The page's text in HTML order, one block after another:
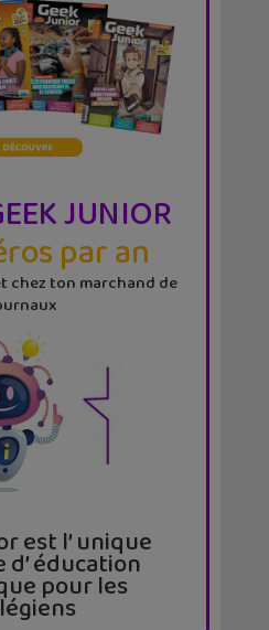
JUNIOR
par an
chez ton marchand de
est l’ unique
d’ éducation
pour les